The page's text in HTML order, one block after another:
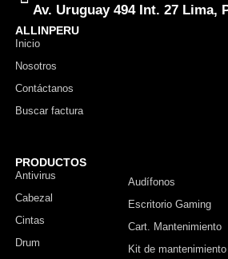
Av. Uruguay 494 Int. 27 Lima,
ALLINPERU
Inicio
Nosotros
Contáctanos
Buscar factura
PRODUCTOS
Antivirus
Cabezal
Cintas
Drum
Audífonos
Escritorio Gaming
Cart. Mantenimiento
Kit de mantenimiento